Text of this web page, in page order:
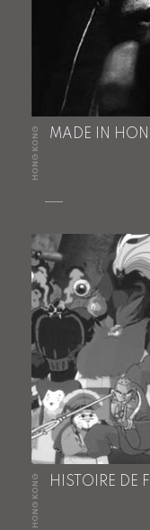
HONG KONG MADE IN
HONG KONG HISTOIRE DE